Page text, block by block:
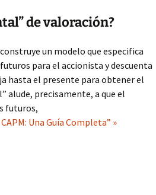
de valoración?
un modelo que especifica
para el accionista y descuenta
hasta el presente para obtener el
alude, precisamente, a que el
futuros,
Una Guía Completa” »